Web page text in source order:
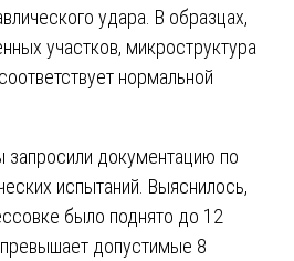
удара. В образцах,
участков, микроструктура
нормальной
запросили документацию по
испытаний. Выяснилось,
было поднято до 12
допустимые 8